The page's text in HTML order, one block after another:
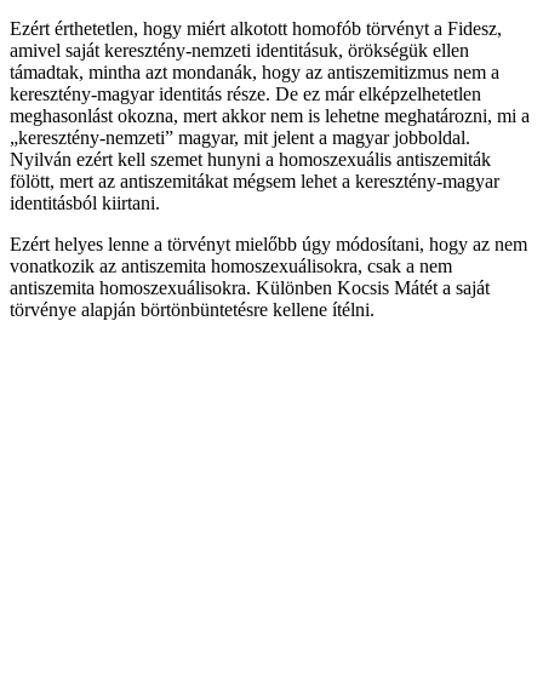
Ezért érthetetlen, hogy miért alkotott homofób törvényt a Fidesz,
amivel saját keresztény-nemzeti identitásuk, örökségük ellen
támadtak, mintha azt mondanák, hogy az antiszemitizmus nem a
keresztény-magyar identitás része. De ez már elképzelhetetlen
meghasonlást okozna, mert akkor nem is lehetne meghatározni, mi a
„keresztény-nemzeti” magyar, mit jelent a magyar jobboldal.
Nyilván ezért kell szemet hunyni a homoszexuális antiszemiták
fölött, mert az antiszemitákat mégsem lehet a keresztény-magyar
identitásból kiirtani.
Ezért helyes lenne a törvényt mielőbb úgy módosítani, hogy az nem
vonatkozik az antiszemita homoszexuálisokra, csak a nem
antiszemita homoszexuálisokra. Különben Kocsis Mátét a saját
törvénye alapján börtönbüntetésre kellene ítélni.